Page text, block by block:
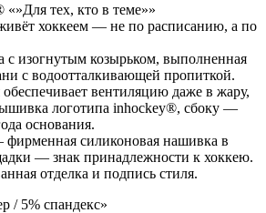
тех, кто в теме»»
хоккеем — не по расписанию, а по
с изогнутым козырьком, выполненная
с водоотталкивающей пропиткой.
вентиляцию даже в жару,
логотипа inhockey®, сбоку —
основания.
силиконовая нашивка в
— знак принадлежности к хоккею.
отделка и подпись стиля.
/ 5% спандекс»